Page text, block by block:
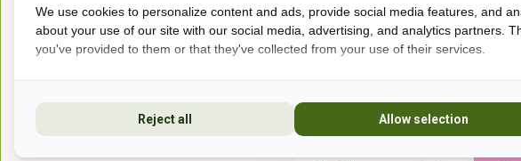
een paard...
We use cookies to personalize content and ads, provide social media features, and
about your use of our site with our social media, advertising, and analytics partners.
you've provided to them or that they've collected from your use of their services.
Reject all Allow selection